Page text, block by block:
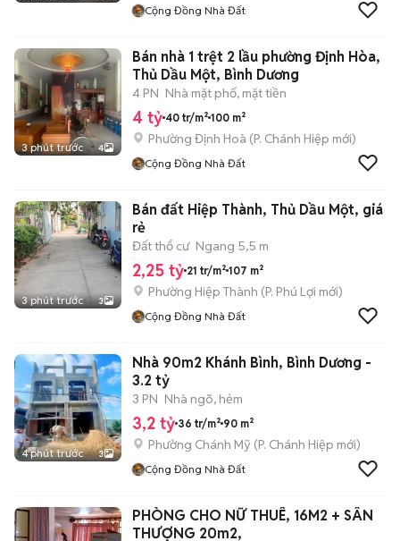
Cộng Đồng Nhà Đất
3 phút trước 4
Bán nhà 1 trệt 2 lầu phường Định Hòa,
Thủ Dầu Một, Bình Dương
4 PN Nhà mặt phố, mặt tiền
4 tỷ 40 tr/m² 100 m²
Phường Định Hoà (P. Chánh Hiệp mới)
Cộng Đồng Nhà Đất
3 phút trước 3
Bán đất Hiệp Thành, Thủ Dầu Một, giá
rẻ
Đất thổ cư Ngang 5,5 m
2,25 tỷ 21 tr/m² 107 m²
Phường Hiệp Thành (P. Phú Lợi mới)
Cộng Đồng Nhà Đất
4 phút trước 3
Nhà 90m2 Khánh Bình, Bình Dương -
3.2 tỷ
3 PN Nhà ngõ, hẻm
3,2 tỷ 36 tr/m² 90 m²
Phường Chánh Mỹ (P. Chánh Hiệp mới)
Cộng Đồng Nhà Đất
PHÒNG CHO NỮ THUÊ, 16M2 + SÂN
THƯỢNG 20m2,